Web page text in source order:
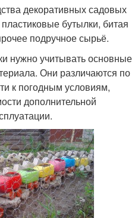
декоративных садовых
бутылки, битая
подручное сырьё.
нужно учитывать основные
Они различаются по
к погодным условиям,
дополнительной